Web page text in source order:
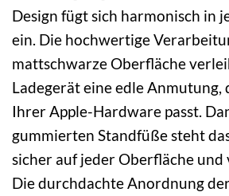
Design fügt sich harmonisch in
ein. Die hochwertige
mattschwarze Oberfläche
Ladegerät eine edle Anmutung,
Ihrer Apple-Hardware passt.
gummierten Standfüße steht
sicher auf jeder Oberfläche
Die durchdachte Anordnung